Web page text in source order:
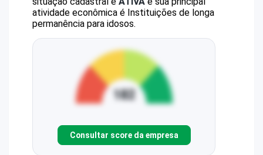
atividade econômica é Instituições de longa
permanência para idosos.
Consultar score da empresa